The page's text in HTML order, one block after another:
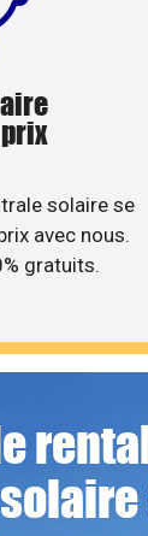
solaire se
avec nous.
gratuits.